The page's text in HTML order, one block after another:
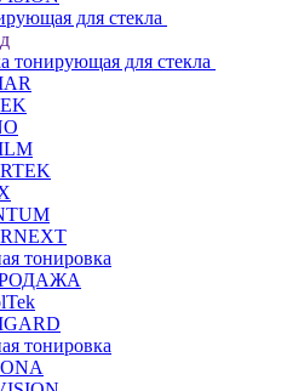
для стекла
тонирующая для стекла
тонировка
тонировка